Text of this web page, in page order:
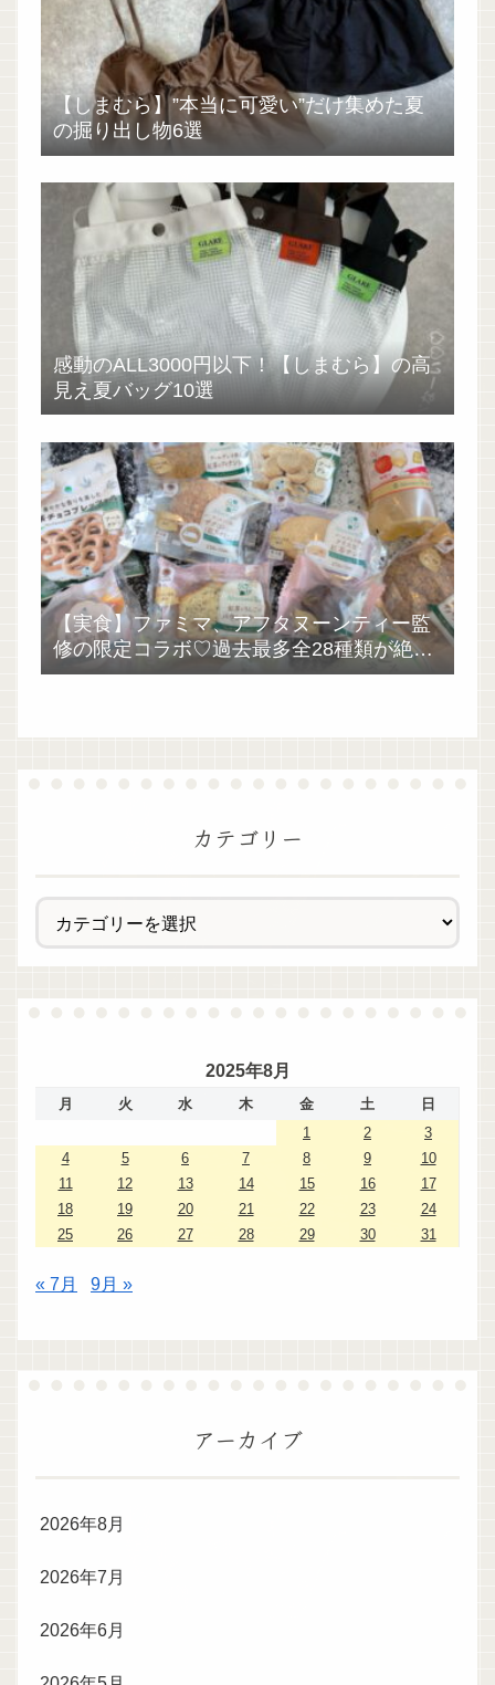
【しまむら】”本当に可愛い”だけ集めた夏
の掘り出し物6選
感動のALL3000円以下！【しまむら】の高
見え夏バッグ10選
【実食】ファミマ、アフタヌーンティー監
修の限定コラボ♡過去最多全28種類が絶品
過ぎた！
カテゴリー
2025年8月
月 火 水 木 金 土
日
1
2
3
4
5 6 7 8 9
10
11
12 13 14 15 16
17
18
19 20 21 22 23
24
25
26 27 28 29 30 31
« 7月 9月 »
アーカイブ
2026年8月
2026年7月
2026年6月